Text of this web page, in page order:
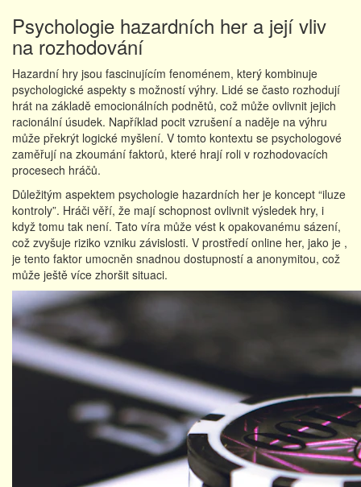
Psychologie hazardních her a její vliv
na rozhodování
Hazardní hry jsou fascinujícím fenoménem, který kombinuje
psychologické aspekty s možností výhry. Lidé se často rozhodují
hrát na základě emocionálních podnětů, což může ovlivnit jejich
racionální úsudek. Například pocit vzrušení a naděje na výhru
může překrýt logické myšlení. V tomto kontextu se psychologové
zaměřují na zkoumání faktorů, které hrají roli v rozhodovacích
procesech hráčů.
Důležitým aspektem psychologie hazardních her je koncept “iluze
kontroly”. Hráči věří, že mají schopnost ovlivnit výsledek hry, i
když tomu tak není. Tato víra může vést k opakovanému sázení,
což zvyšuje riziko vzniku závislosti. V prostředí online her, jako je ,
je tento faktor umocněn snadnou dostupností a anonymitou, což
může ještě více zhoršit situaci.